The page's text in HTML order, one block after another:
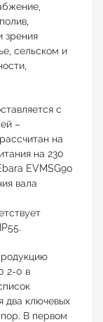
зрения
сельском и
с
–
на
на 230
EVMSG90
вала
2-0 в
два ключевых
В первом